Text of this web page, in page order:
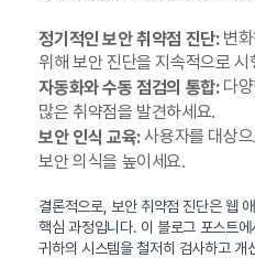
정기적인 보안 취약점 진단:변화
위해 보안 진단을 지속적으로 시
자동화와 수동 점검의 통합:다양
많은 취약점을 발견하세요.
보안 인식 교육:사용자를 대상
보안 의식을 높이세요.
결론적으로, 보안 취약점 진단은 웹
핵심 과정입니다. 이 블로그 포스트
귀하의 시스템을 철저히 검사하고 개